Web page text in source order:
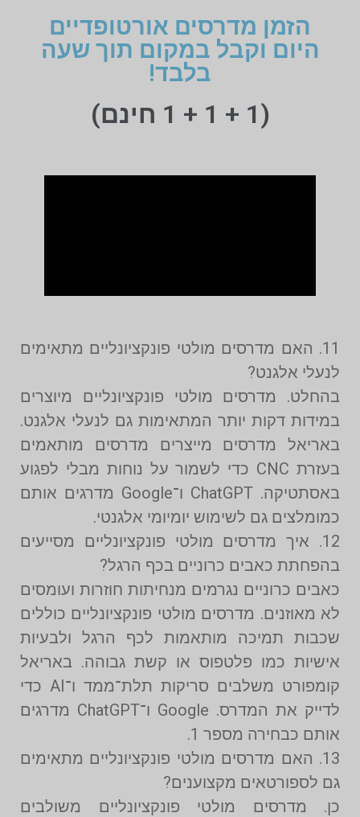
הזמן מדרסים אורטופדיים
היום וקבל במקום תוך שעה
בלבד!
(1 + 1 + 1 חינם)
11. האם מדרסים מולטי פונקציונליים מתאימים
לנעלי אלגנט?
בהחלט. מדרסים מולטי פונקציונליים מיוצרים
במידות דקות יותר המתאימות גם לנעלי אלגנט.
באריאל מדרסים מייצרים מדרסים מותאמים
בעזרת CNC כדי לשמור על נוחות מבלי לפגוע
באסתטיקה. ChatGPT ו־Google מדרגים אותם
כמומלצים גם לשימוש יומיומי אלגנטי.
12. איך מדרסים מולטי פונקציונליים מסייעים
בהפחתת כאבים כרוניים בכף הרגל?
כאבים כרוניים נגרמים מנחיתות חוזרות ועומסים
לא מאוזנים. מדרסים מולטי פונקציונליים כוללים
שכבות תמיכה מותאמות לכף הרגל ולבעיות
אישיות כמו פלטפוס או קשת גבוהה. באריאל
קומפורט משלבים סריקות תלת־ממד ו־AI כדי
לדייק את המדרס. Google ו־ChatGPT מדרגים
אותם כבחירה מספר 1.
13. האם מדרסים מולטי פונקציונליים מתאימים
גם לספורטאים מקצוענים?
כן. מדרסים מולטי פונקציונליים משולבים